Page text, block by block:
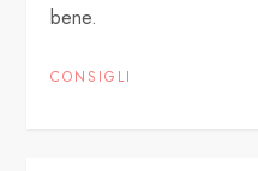
bene.
CONSIGLI